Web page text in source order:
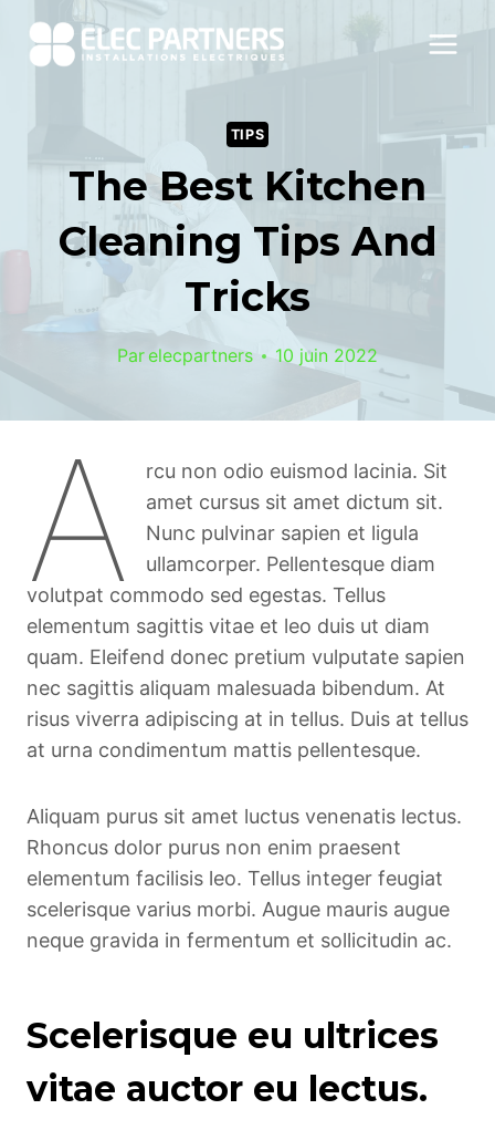
TIPS
The Best Kitchen
Cleaning Tips And
Tricks
Parelecpartners 10 juin 2022
A
rcu non odio euismod lacinia. Sit
amet cursus sit amet dictum sit.
Nunc pulvinar sapien et ligula
ullamcorper. Pellentesque diam
volutpat commodo sed egestas. Tellus
elementum sagittis vitae et leo duis ut diam
quam. Eleifend donec pretium vulputate sapien
nec sagittis aliquam malesuada bibendum. At
risus viverra adipiscing at in tellus. Duis at tellus
at urna condimentum mattis pellentesque.
Aliquam purus sit amet luctus venenatis lectus.
Rhoncus dolor purus non enim praesent
elementum facilisis leo. Tellus integer feugiat
scelerisque varius morbi. Augue mauris augue
neque gravida in fermentum et sollicitudin ac.
Scelerisque eu ultrices
vitae auctor eu lectus.